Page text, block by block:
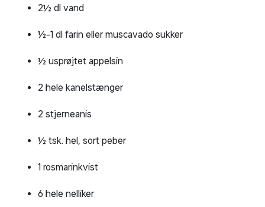
2½ dl vand
½-1 dl farin eller muscavado sukker
½ usprøjtet appelsin
2 hele kanelstænger
2 stjerneanis
½ tsk. hel, sort peber
1 rosmarinkvist
6 hele nelliker